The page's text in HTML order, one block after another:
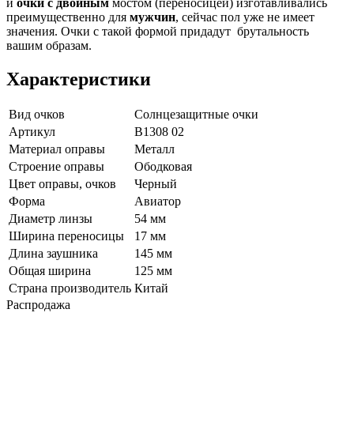
преимущественно для мужчин, сейчас пол уже не имеет
значения. Очки с такой формой придадут брутальность
вашим образам.
Характеристики
Вид очков
Солнцезащитные очки
Артикул
B1308 02
Материал оправы
Металл
Строение оправы
Ободковая
Цвет оправы, очков
Черный
Форма
Авиатор
Диаметр линзы
54 мм
Ширина переносицы
17 мм
Длина заушника
145 мм
Общая ширина
125 мм
Страна производитель Китай
Распродажа